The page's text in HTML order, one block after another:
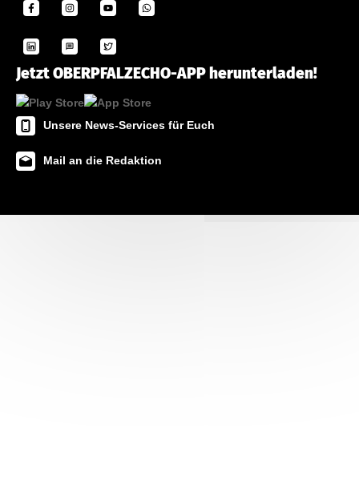
Jetzt OBERPFALZECHO-APP herunterladen!
Unsere News-Services für Euch
Mail an die Redaktion